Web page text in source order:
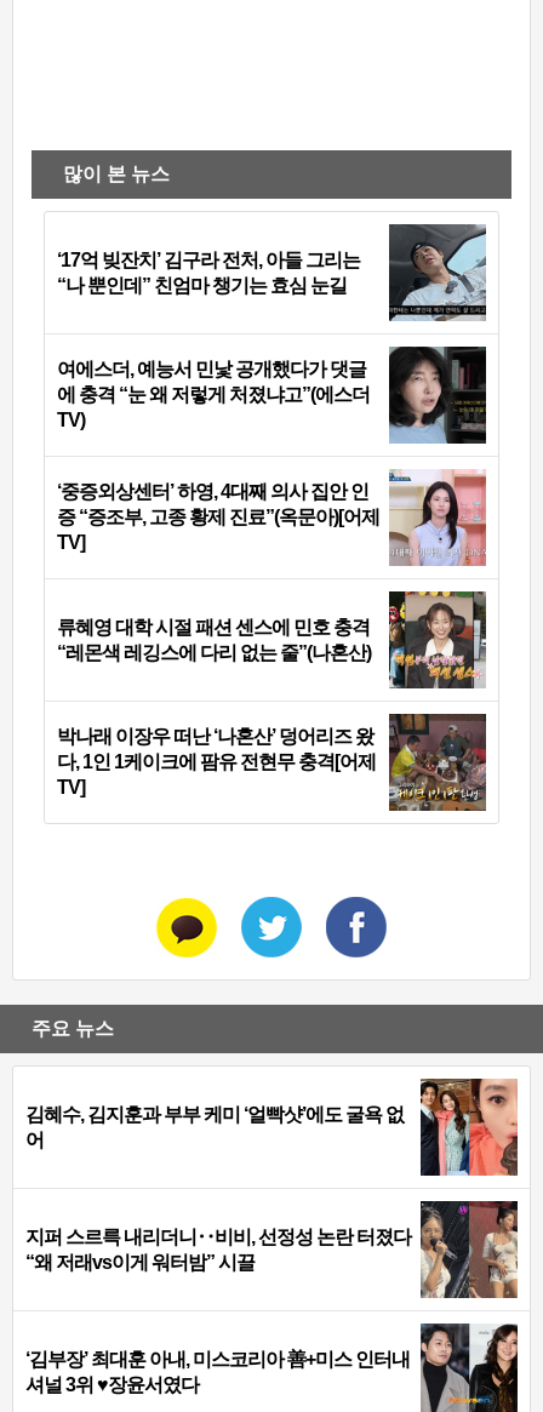
많이 본 뉴스
‘17억 빚잔치’ 김구라 전처, 아들 그리는
“나 뿐인데” 친엄마 챙기는 효심 눈길
여에스더, 예능서 민낯 공개했다가 댓글
에 충격 “눈 왜 저렇게 처졌냐고”(에스더
TV)
‘중증외상센터’ 하영, 4대째 의사 집안 인
증 “증조부, 고종 황제 진료”(옥문아)[어제
TV]
류혜영 대학 시절 패션 센스에 민호 충격
“레몬색 레깅스에 다리 없는 줄”(나혼산)
박나래 이장우 떠난 ‘나혼산’ 덩어리즈 왔
다, 1인 1케이크에 팜유 전현무 충격[어제
TV]
주요 뉴스
김혜수, 김지훈과 부부 케미 ‘얼빡샷’에도 굴욕 없
어
지퍼 스르륵 내리더니‥비비, 선정성 논란 터졌다
“왜 저래vs이게 워터밤” 시끌
‘김부장’ 최대훈 아내, 미스코리아 善+미스 인터내
셔널 3위 ♥장윤서였다